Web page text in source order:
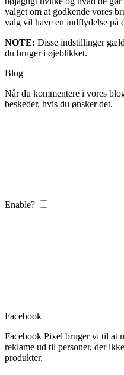
valget om at godkende vores
valg vil have en indflydelse på
NOTE: Disse indstillinger
du bruger i øjeblikket.
Blog
Når du kommentere i vores
beskeder, hvis du ønsker det.
Enable?
Facebook
Facebook Pixel bruger vi til at
reklame ud til personer, der
produkter.